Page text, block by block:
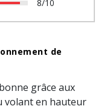
8/10
de
grâce aux
volant en hauteur